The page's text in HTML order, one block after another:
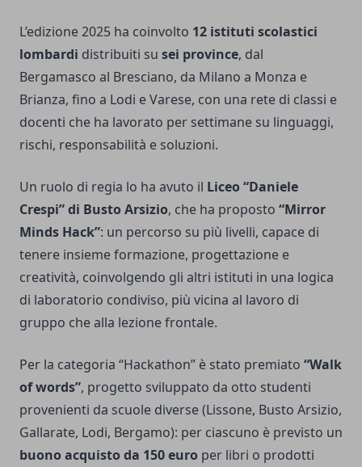
L’edizione 2025 ha coinvolto 12 istituti scolastici
lombardi distribuiti su sei province, dal
Bergamasco al Bresciano, da Milano a Monza e
Brianza, fino a Lodi e Varese, con una rete di classi e
docenti che ha lavorato per settimane su linguaggi,
rischi, responsabilità e soluzioni.
Un ruolo di regia lo ha avuto il Liceo “Daniele
Crespi” di Busto Arsizio, che ha proposto “Mirror
Minds Hack”: un percorso su più livelli, capace di
tenere insieme formazione, progettazione e
creatività, coinvolgendo gli altri istituti in una logica
di laboratorio condiviso, più vicina al lavoro di
gruppo che alla lezione frontale.
Per la categoria “Hackathon” è stato premiato “Walk
of words”, progetto sviluppato da otto studenti
provenienti da scuole diverse (Lissone, Busto Arsizio,
Gallarate, Lodi, Bergamo): per ciascuno è previsto un
buono acquisto da 150 euro per libri o prodotti